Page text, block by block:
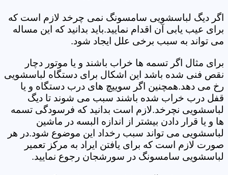
اگر دیگ لباسشویی سامسونگ نمی چرخد لازم است که
برای عیب یابی آن اقدام نمایید.باید بدانید که این مساله
می تواند به سبب برخی علل ایجاد شود.
برای مثال اگر تسمه ها خراب باشند و یا موتور دچار
نقص فنی شده باشد این اشکال برای دستگاه لباسشویی
رخ می دهد.همچنین اگر سوییچ های درب دستگاه و یا
قفل درب خراب شده باشند سبب می شوند تا دیگ
لباسشویی نچرخد.لازم است بدانید که فرسودگی تسمه
ها و یا قرار دادن بیشتر از اندازه البسه در ماشین
لباسشویی می تواند سبب رخداد این موضوع شود.در هر
صورت لازم است که برای یافتن ایراد به مرکز تعمیر
لباسشویی سامسونگ در سورشجان رجوع نمایید.